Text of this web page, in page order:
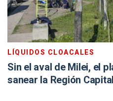
LÍQUIDOS CLOACALES
Sin el aval de Milei, el
sanear la Región